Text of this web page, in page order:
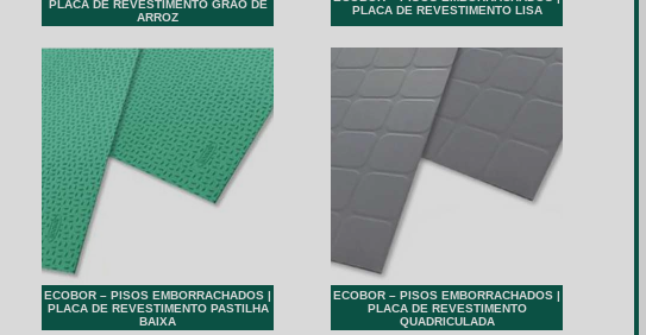
PLACA DE REVESTIMENTO GRÃO DE
ARROZ
PLACA DE REVESTIMENTO LISA
ECOBOR – PISOS EMBORRACHADOS |
PLACA DE REVESTIMENTO PASTILHA
BAIXA
ECOBOR – PISOS EMBORRACHADOS |
PLACA DE REVESTIMENTO
QUADRICULADA